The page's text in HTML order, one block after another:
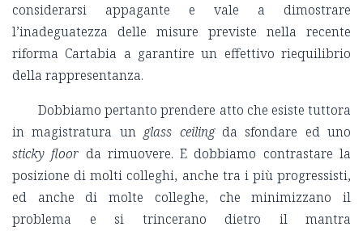
considerarsi appagante e vale a dimostrare
l’inadeguatezza delle misure previste nella recente
riforma Cartabia a garantire un effettivo riequilibrio
della rappresentanza.
Dobbiamo pertanto prendere atto che esiste tuttora
in magistratura unglass ceilingda sfondare ed uno
sticky floor da rimuovere. E dobbiamo contrastare la
posizione di molti colleghi, anche tra i più progressisti,
ed anche di molte colleghe, che minimizzano il
problema e si trincerano dietro il mantra